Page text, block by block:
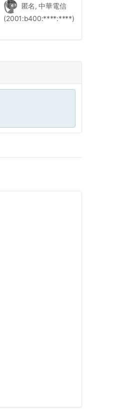
匿名, 中華電信
(2001:b400:****:****)